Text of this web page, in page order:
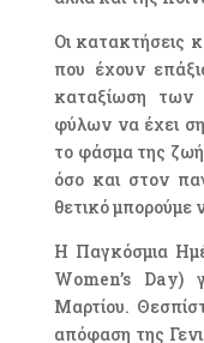
Οι κατακτήσεις
που έχουν
καταξίωση των
φύλων να έχει
το φάσμα της
όσο και στον
θετικό μπορούμε
Η Παγκόσμια
Women’s Day)
Μαρτίου.
απόφαση της